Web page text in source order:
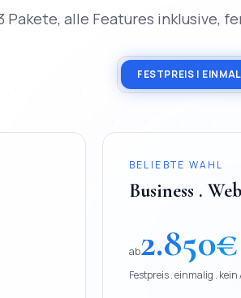
Pakete, alle Features inklusive,
FESTPREIS |
BELIEBTE WAHL
Business .
ab2.850€
Festpreis . einmalig . kein